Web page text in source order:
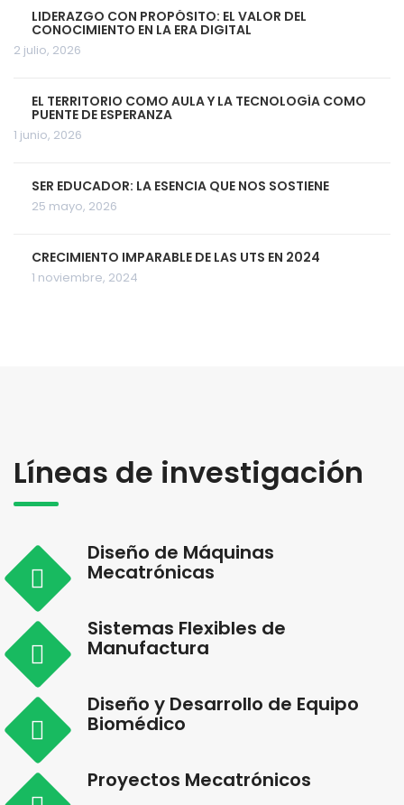
LIDERAZGO CON PROPÓSITO: EL VALOR DEL
CONOCIMIENTO EN LA ERA DIGITAL
2 julio, 2026
EL TERRITORIO COMO AULA Y LA TECNOLOGÍA COMO
PUENTE DE ESPERANZA
1 junio, 2026
SER EDUCADOR: LA ESENCIA QUE NOS SOSTIENE
25 mayo, 2026
CRECIMIENTO IMPARABLE DE LAS UTS EN 2024
1 noviembre, 2024
Líneas de investigación
Diseño de Máquinas
Mecatrónicas
Sistemas Flexibles de
Manufactura
Diseño y Desarrollo de Equipo
Biomédico
Proyectos Mecatrónicos